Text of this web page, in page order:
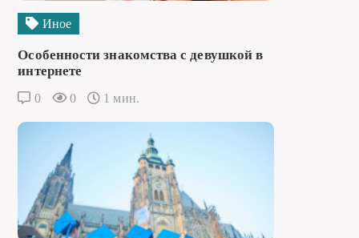
Иное
Особенности знакомства с девушкой в
интернете
0 0 1 мин.